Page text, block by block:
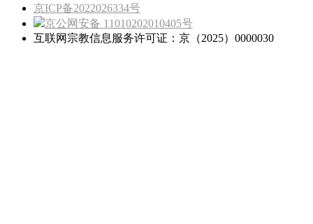
京ICP备2022026334号
京公网安备 11010202010405号
互联网宗教信息服务许可证：京（2025）0000030